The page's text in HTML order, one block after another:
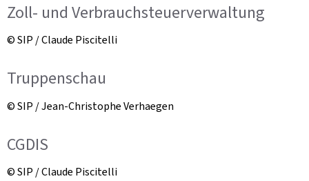
Zoll- und Verbrauchsteuerverwaltung
© SIP / Claude Piscitelli
Truppenschau
© SIP / Jean-Christophe Verhaegen
CGDIS
© SIP / Claude Piscitelli